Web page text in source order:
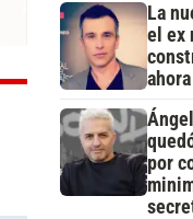
La
el ex
por